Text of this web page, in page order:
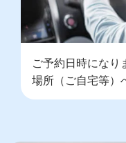
ご予約日時になり
場所（ご自宅等）